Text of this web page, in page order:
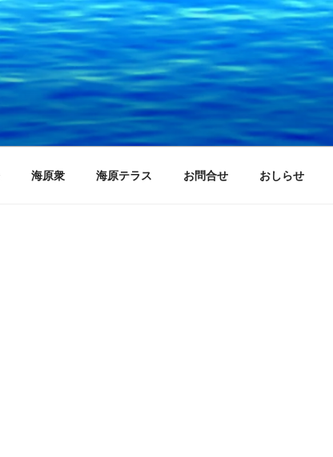
海原衆 海原テラス お問合せ おしらせ